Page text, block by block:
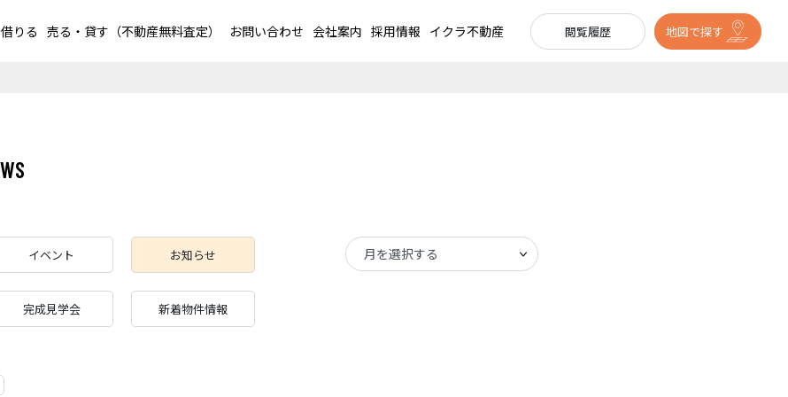
借りる 売る・貸す（不動産無料査定） お問い合わせ 会社案内 採用情報 イクラ不動産 閲覧履歴 地図で探す
イベント お知らせ
完成見学会 新着物件情報